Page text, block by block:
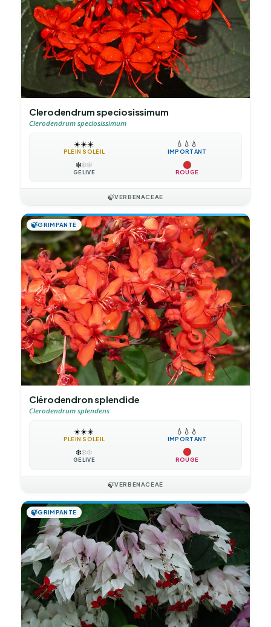
Clerodendrum speciosissimum
Clerodendrum speciosissimum
☀️☀️☀️
PLEIN SOLEIL
💧 💧 💧
IMPORTANT
❄️❄️❄️
GÉLIVE ROUGE
🍃VERBENACEAE
🍃GRIMPANTE
Clérodendron splendide
Clerodendrum splendens
☀️☀️☀️
PLEIN SOLEIL
💧 💧 💧
IMPORTANT
❄️❄️❄️
GÉLIVE ROUGE
🍃VERBENACEAE
🍃GRIMPANTE